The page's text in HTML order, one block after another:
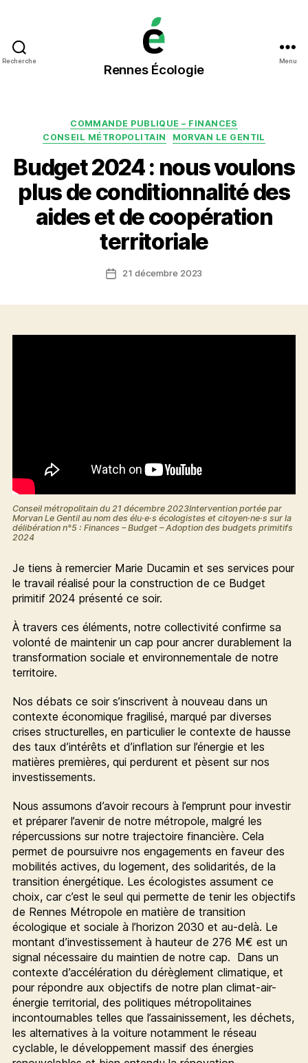
Recherche
Rennes
Écologie
Rennes Écologie
Menu
Catégories
COMMANDE PUBLIQUE – FINANCES
CONSEIL MÉTROPOLITAIN
MORVAN LE GENTIL
Budget 2024 : nous voulons
plus de conditionnalité des
aides et de coopération
territoriale
Date21 décembre 2023
Conseil métropolitain du 21 décembre 2023Intervention portée par
Morvan Le Gentil au nom des élu·e·s écologistes et citoyen·ne·s sur la
délibération n°5 : Finances – Budget – Adoption des budgets primitifs
2024
Je tiens à remercier Marie Ducamin et ses services pour
le travail réalisé pour la construction de ce Budget
primitif 2024 présenté ce soir.
À travers ces éléments, notre collectivité confirme sa
volonté de maintenir un cap pour ancrer durablement la
transformation sociale et environnementale de notre
territoire.
Nos débats ce soir s’inscrivent à nouveau dans un
contexte économique fragilisé, marqué par diverses
crises structurelles, en particulier le contexte de hausse
des taux d’intérêts et d’inflation sur l’énergie et les
matières premières, qui perdurent et pèsent sur nos
investissements.
Nous assumons d’avoir recours à l’emprunt pour investir
et préparer l’avenir de notre métropole, malgré les
répercussions sur notre trajectoire financière. Cela
permet de poursuivre nos engagements en faveur des
mobilités actives, du logement, des solidarités, de la
transition énergétique. Les écologistes assument ce
choix, car c’est le seul qui permette de tenir les objectifs
de Rennes Métropole en matière de transition
écologique et sociale à l’horizon 2030 et au-delà. Le
montant d’investissement à hauteur de 276 M€ est un
signal nécessaire du maintien de notre cap. Dans un
contexte d’accélération du dérèglement climatique, et
pour répondre aux objectifs de notre plan climat-air-
énergie territorial, des politiques métropolitaines
incontournables telles que l’assainissement, les déchets,
les alternatives à la voiture notamment le réseau
cyclable, le développement massif des énergies